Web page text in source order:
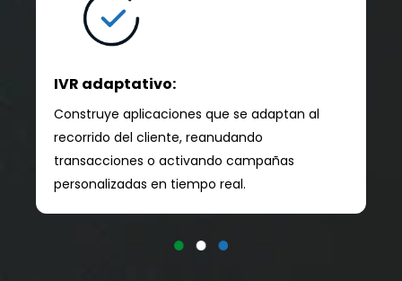
IVR adaptativo:
Construye aplicaciones que se adaptan al
recorrido del cliente, reanudando
transacciones o activando campañas
personalizadas en tiempo real.